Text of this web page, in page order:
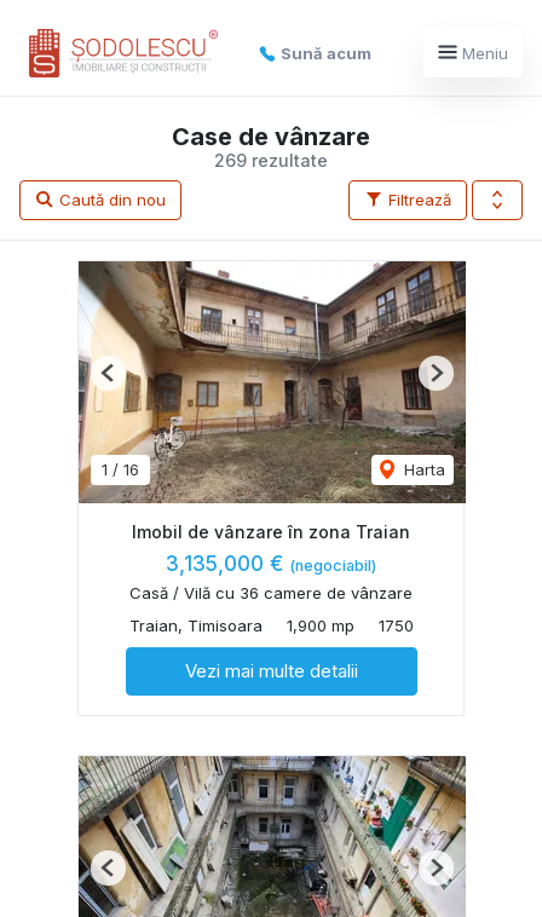
Sună acum Meniu
269 rezultate
Case de vânzare
Filtrează
Caută din nou
1 / 16 Harta
Previous Next
Imobil de vânzare în zona Traian
3,135,000 € (negociabil)
Casă / Vilă cu 36 camere de vânzare
Traian, Timisoara
1,900 mp 1750
Vezi mai multe detalii
Previous Next